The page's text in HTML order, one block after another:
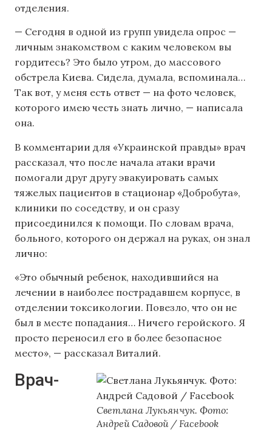
отделения.
— Сегодня в одной из групп увидела опрос —
личным знакомством с каким человеком вы
гордитесь? Это было утром, до массового
обстрела Киева. Сидела, думала, вспоминала…
Так вот, у меня есть ответ — на фото человек,
которого имею честь знать лично, — написала
она.
В комментарии для «Украинской правды» врач
рассказал, что после начала атаки врачи
помогали друг другу эвакуировать самых
тяжелых пациентов в стационар «Добробута»,
клиники по соседству, и он сразу
присоединился к помощи. По словам врача,
больного, которого он держал на руках, он знал
лично:
«Это обычный ребенок, находившийся на
лечении в наиболее пострадавшем корпусе, в
отделении токсикологии. Повезло, что он не
был в месте попадания… Ничего геройского. Я
просто переносил его в более безопасное
место», — рассказал Виталий.
Светлана Лукьянчук. Фото:
Андрей Садовой / Facebook
Врач-